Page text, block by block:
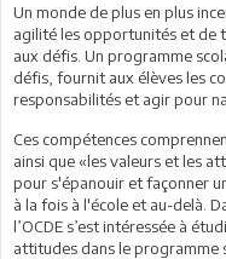
Un monde de plus en plus
agilité les opportunités et de
aux défis. Un programme
défis, fournit aux élèves les
responsabilités et agir pour
Ces compétences
ainsi que «les valeurs et les
pour s'épanouir et façonner
à la fois à l'école et au-delà.
l’OCDE s’est intéressée à
attitudes dans le programme